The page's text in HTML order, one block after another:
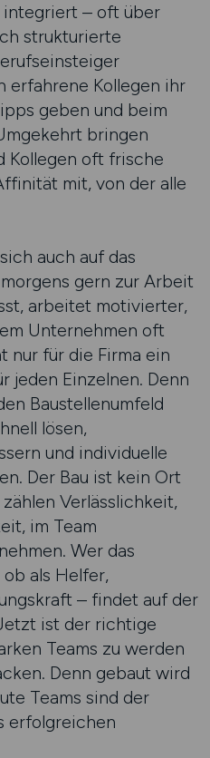
integriert – oft über
strukturierte
erfahrene Kollegen ihr
geben und beim
bringen
Kollegen oft frische
mit, von der alle
auch auf das
gern zur Arbeit
arbeitet motivierter,
Unternehmen oft
nur für die Firma ein
jeden Einzelnen. Denn
Baustellenumfeld
lösen,
und individuelle
Der Bau ist kein Ort
Verlässlichkeit,
im Team
Wer das
als Helfer,
– findet auf der
ist der richtige
Teams zu werden
Denn gebaut wird
Teams sind der
erfolgreichen